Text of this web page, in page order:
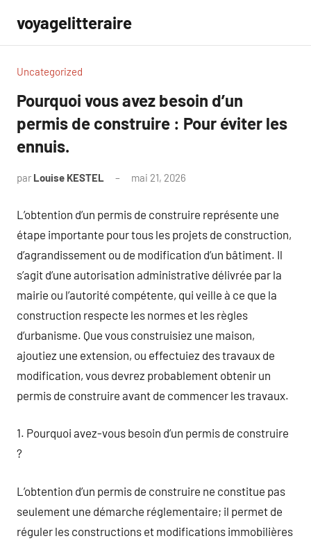
contenu
voyagelitteraire
Uncategorized
Pourquoi vous avez besoin d’un
permis de construire : Pour éviter les
ennuis.
par Louise KESTEL mai 21, 2026
L’obtention d’un permis de construire représente une
étape importante pour tous les projets de construction,
d’agrandissement ou de modification d’un bâtiment. Il
s’agit d’une autorisation administrative délivrée par la
mairie ou l’autorité compétente, qui veille à ce que la
construction respecte les normes et les règles
d’urbanisme. Que vous construisiez une maison,
ajoutiez une extension, ou effectuiez des travaux de
modification, vous devrez probablement obtenir un
permis de construire avant de commencer les travaux.
1. Pourquoi avez-vous besoin d’un permis de construire
?
L’obtention d’un permis de construire ne constitue pas
seulement une démarche réglementaire; il permet de
réguler les constructions et modifications immobilières